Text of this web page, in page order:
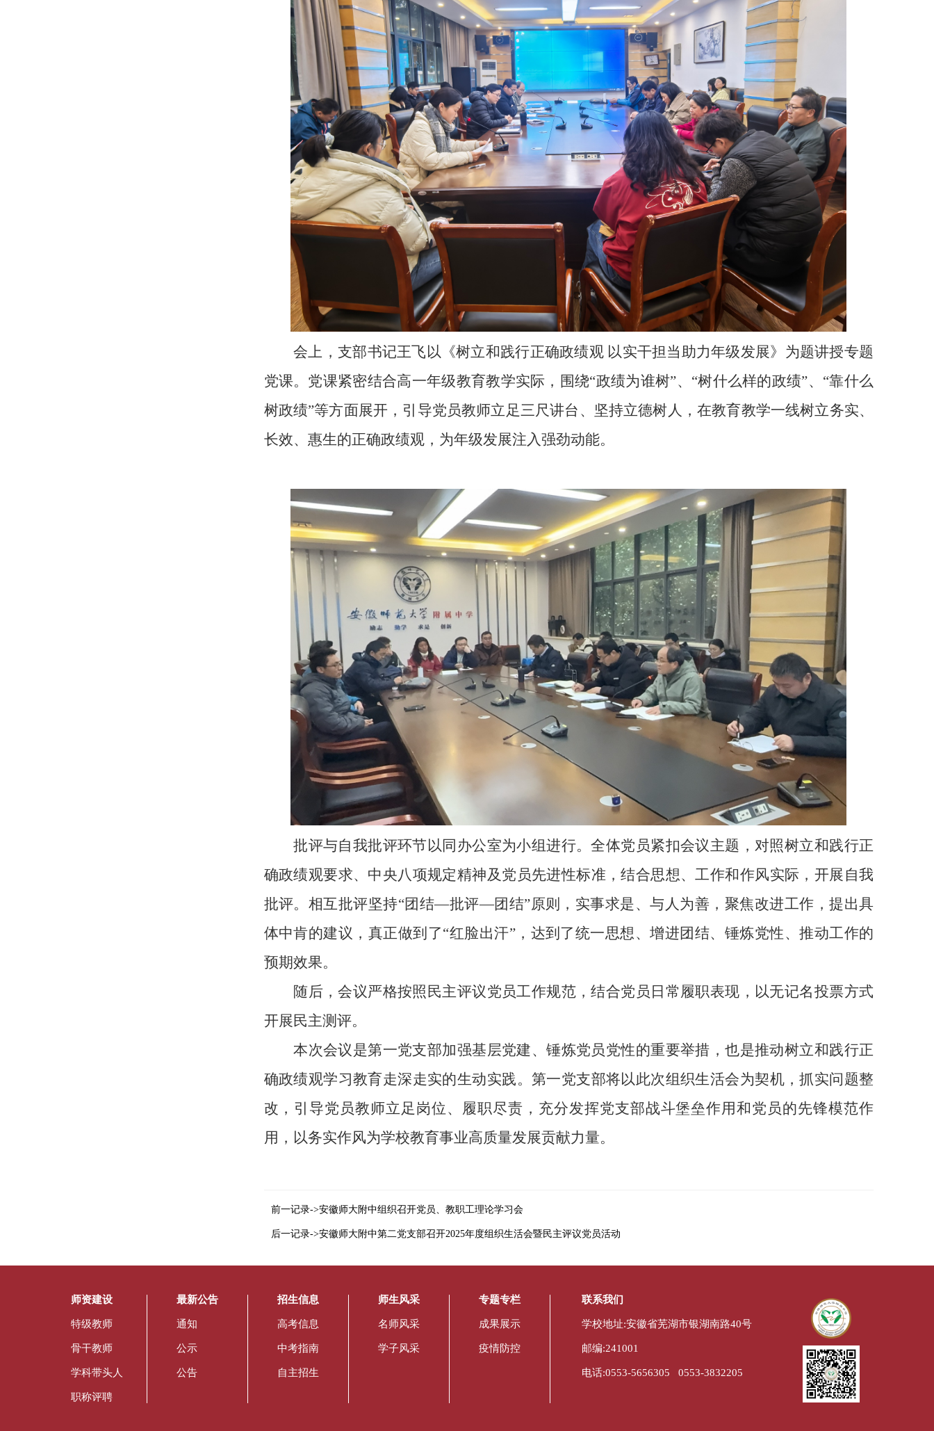
会上，支部书记王飞以《树立和践行正确政绩观 以实干担当助力年级发展》为题讲授专题
党课。党课紧密结合高一年级教育教学实际，围绕“政绩为谁树”、“树什么样的政绩”、“靠什么
树政绩”等方面展开，引导党员教师立足三尺讲台、坚持立德树人，在教育教学一线树立务实、
长效、惠生的正确政绩观，为年级发展注入强劲动能。
批评与自我批评环节以同办公室为小组进行。全体党员紧扣会议主题，对照树立和践行正
确政绩观要求、中央八项规定精神及党员先进性标准，结合思想、工作和作风实际，开展自我
批评。相互批评坚持“团结—批评—团结”原则，实事求是、与人为善，聚焦改进工作，提出具
体中肯的建议，真正做到了“红脸出汗”，达到了统一思想、增进团结、锤炼党性、推动工作的
预期效果。
随后，会议严格按照民主评议党员工作规范，结合党员日常履职表现，以无记名投票方式
开展民主测评。
本次会议是第一党支部加强基层党建、锤炼党员党性的重要举措，也是推动树立和践行正
确政绩观学习教育走深走实的生动实践。第一党支部将以此次组织生活会为契机，抓实问题整
改，引导党员教师立足岗位、履职尽责，充分发挥党支部战斗堡垒作用和党员的先锋模范作
用，以务实作风为学校教育事业高质量发展贡献力量。
前一记录->安徽师大附中组织召开党员、教职工理论学习会
后一记录->安徽师大附中第二党支部召开2025年度组织生活会暨民主评议党员活动
师资建设
特级教师
骨干教师
学科带头人
职称评聘
最新公告
通知
公示
公告
招生信息
高考信息
中考指南
自主招生
师生风采
名师风采
学子风采
专题专栏
成果展示
疫情防控
联系我们
学校地址:安徽省芜湖市银湖南路40号
邮编:241001
电话:0553-5656305 0553-3832205